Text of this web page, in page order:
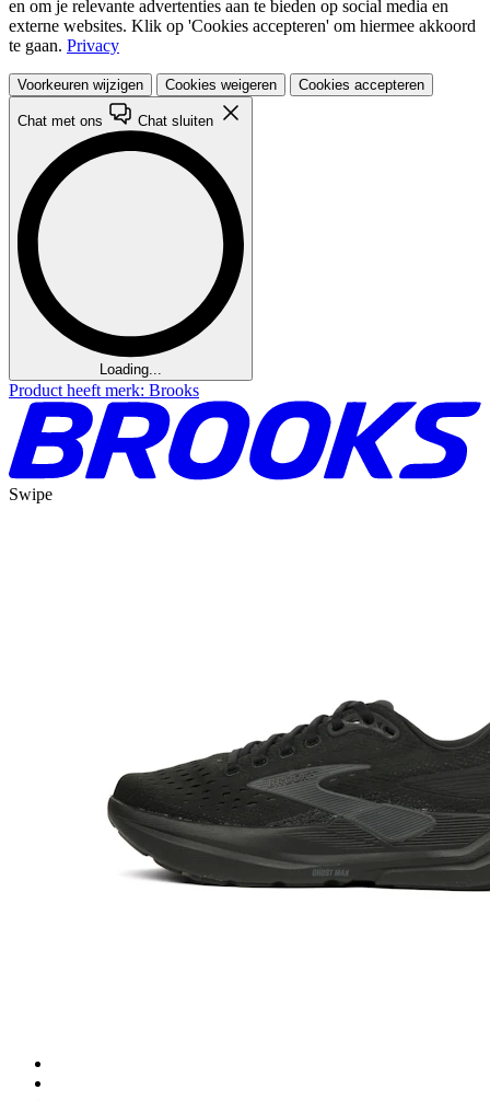
en om je relevante advertenties aan te bieden op social media en
externe websites. Klik op 'Cookies accepteren' om hiermee akkoord
te gaan. Privacy
Voorkeuren wijzigen Cookies weigeren Cookies accepteren
Chat met ons Chat sluiten
Loading...
Product heeft merk: Brooks
Swipe